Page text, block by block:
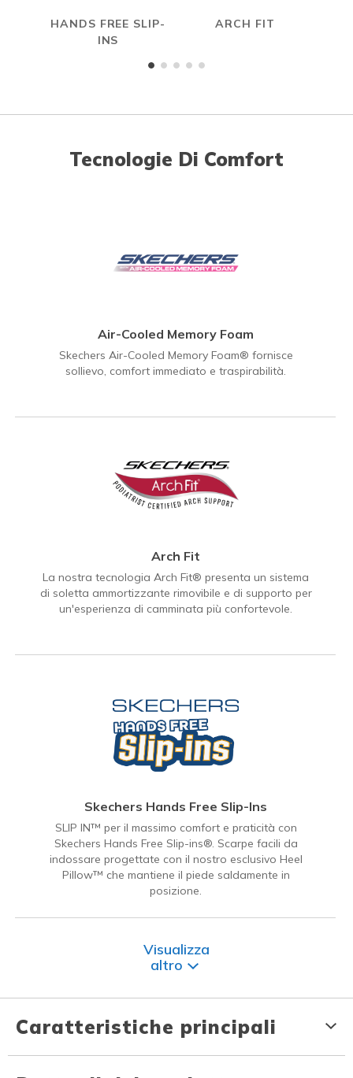
HANDS FREE SLIP-
INS
ARCH FIT
Tecnologie Di Comfort
Air-Cooled Memory Foam
Skechers Air-Cooled Memory Foam® fornisce
sollievo, comfort immediato e traspirabilità.
Arch Fit
La nostra tecnologia Arch Fit® presenta un sistema
di soletta ammortizzante rimovibile e di supporto per
un'esperienza di camminata più confortevole.
Skechers Hands Free Slip-Ins
SLIP IN™ per il massimo comfort e praticità con
Skechers Hands Free Slip-ins®. Scarpe facili da
indossare progettate con il nostro esclusivo Heel
Pillow™ che mantiene il piede saldamente in
posizione.
Visualizza
altro
Caratteristiche principali